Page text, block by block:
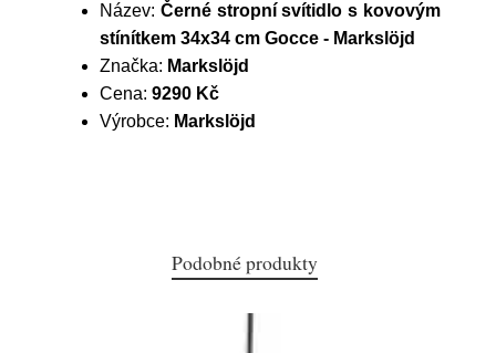
Název: Černé stropní svítidlo s kovovým
stínítkem 34x34 cm Gocce - Markslöjd
Značka: Markslöjd
Cena: 9290 Kč
Výrobce: Markslöjd
Podobné produkty